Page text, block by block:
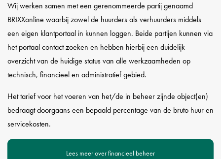
Wij werken samen met een gerenommeerde partij genaamd
BRIXXonline waarbij zowel de huurders als verhuurders middels
een eigen klantportaal in kunnen loggen. Beide partijen kunnen via
het portaal contact zoeken en hebben hierbij een duidelijk
overzicht van de huidige status van alle werkzaamheden op
technisch, financieel en administratief gebied.
Het tarief voor het voeren van het/de in beheer zijnde object(en)
bedraagt doorgaans een bepaald percentage van de bruto huur en
servicekosten.
Lees meer over financieel beheer